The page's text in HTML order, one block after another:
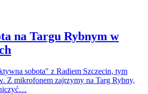
na Targu Rybnym w
sobota" z Radiem Szczecin, tym
Z mikrofonem zajrzymy na Targ Rybny,